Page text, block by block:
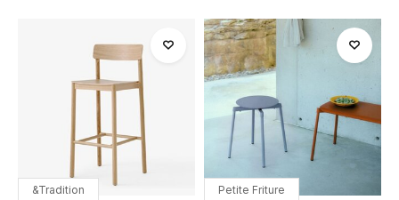
&Tradition Petite Friture